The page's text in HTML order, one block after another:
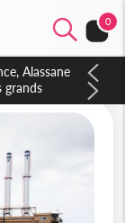
0
le modèle